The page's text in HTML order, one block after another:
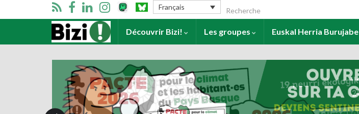
Français Search for:
Accueil Découvrir Bizi! Les groupes Euskal Herria Burujabe